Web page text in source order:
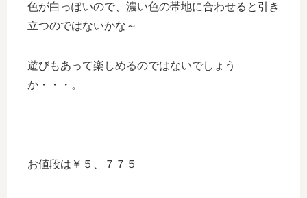
色が白っぽいので、濃い色の帯地に合わせると引き
立つのではないかな～
遊びもあって楽しめるのではないでしょう
か・・・。
お値段は￥５、７７５